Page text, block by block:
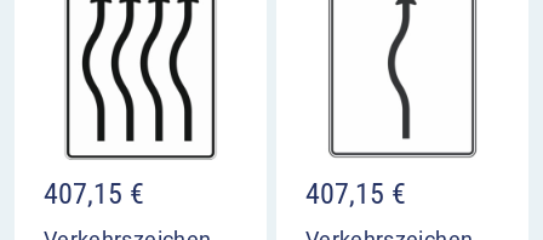
407,15 € 407,15 €